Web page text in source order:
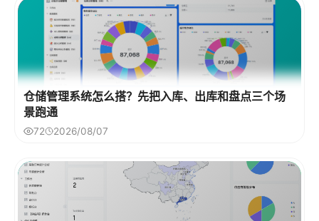
仓储管理系统怎么搭？先把入库、出库和盘点三个场
景跑通
72 2026/08/07